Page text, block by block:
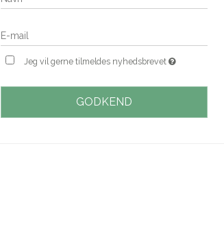
Jeg vil gerne tilmeldes nyhedsbrevet
GODKEND